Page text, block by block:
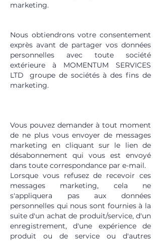
marketing.
Nous obtiendrons votre consentement
exprès avant de partager vos données
personnelles avec toute société
extérieure à MOMENTUM SERVICES
LTD
groupe de sociétés à des fins de
marketing.
Vous pouvez demander à tout moment
de ne plus vous envoyer de messages
marketing en cliquant sur le lien de
désabonnement qui vous est envoyé
dans toute correspondance par e-mail.
Lorsque vous refusez de recevoir ces
messages marketing, cela ne
s'appliquera pas aux données
personnelles qui nous sont fournies à la
suite d'un achat de produit/service, d'un
enregistrement, d'une expérience de
produit ou de service ou d'autres